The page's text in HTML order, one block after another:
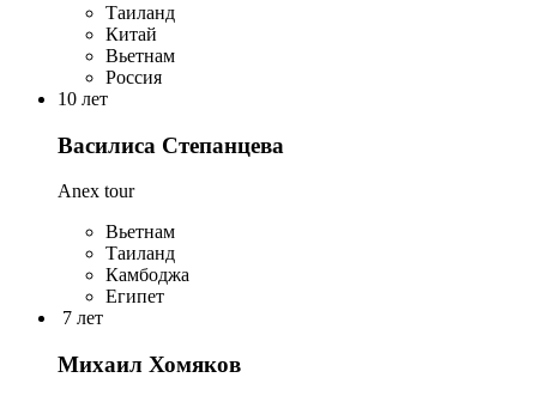
Таиланд
Китай
Вьетнам
Россия
10 лет
Василиса Степанцева
Anex tour
Вьетнам
Таиланд
Камбоджа
Египет
7 лет
Михаил Хомяков